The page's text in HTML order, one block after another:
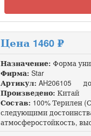
Цена 1460 ₽
Назначение: Форма
Фирма: Star
Артикул: AH206105
Произведено: Китай
Состав: 100% Терилен
следующими
атмосферостойкость,